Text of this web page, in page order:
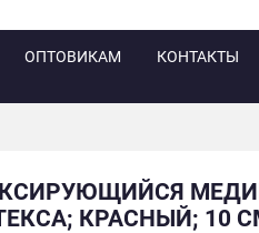
ОПТОВИКАМ КОНТАКТЫ
КРАСНЫЙ; 10